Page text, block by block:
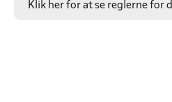
Klik her for at se reglerne for